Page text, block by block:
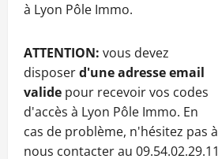
à Lyon Pôle Immo.
ATTENTION: vous devez
disposerd'une adresse email
valide pour recevoir vos codes
d'accès à Lyon Pôle Immo. En
cas de problème, n'hésitez pas à
nous contacter au 09.54.02.29.11